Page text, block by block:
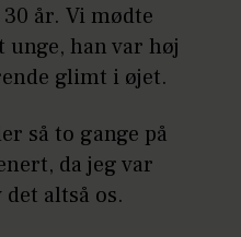
år. Vi mødte
unge, han var høj
glimt i øjet.
så to gange på
da jeg var
altså os.